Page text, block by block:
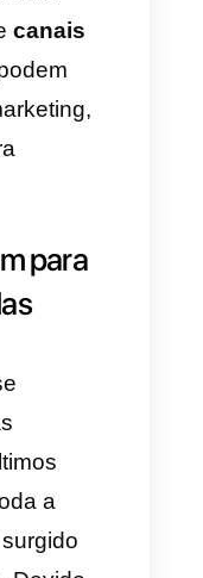
Isso
estar em
seus
as pessoas
de você
ou texto
interessante